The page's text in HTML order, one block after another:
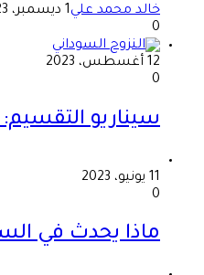
خالد محمد علي1 ديسمبر، 2023
0
12 أغسطس، 2023
0
سيناريو
11 يونيو، 2023
0
ماذا يحدث في السودان بعد ٥٦